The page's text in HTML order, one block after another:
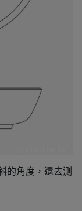
的角度，還去測